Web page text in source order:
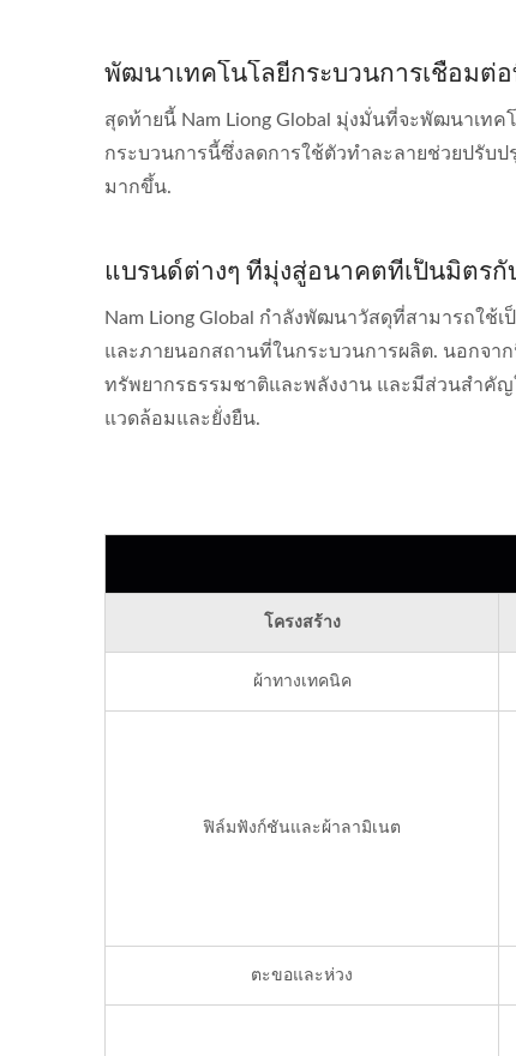
พัฒนาเทคโนโลยีกระบวนการเชื่อมต่
สุดท้ายนี้ Nam Liong Global มุ่งมั่นที่จะพัฒนาเท
กระบวนการนี้ซึ่งลดการใช้ตัวทำละลายช่วยปรับ
มากขึ้น.
แบรนด์ต่างๆ ที่มุ่งสู่อนาคตที่เป็นมิตร
Nam Liong Global กำลังพัฒนาวัสดุที่สามารถใช้
และภายนอกสถานที่ในกระบวนการผลิต. นอกจา
ทรัพยากรธรรมชาติและพลังงาน และมีส่วนสำคัญ
แวดล้อมและยั่งยืน.
โครงสร้าง
ผ้าทางเทคนิค
ฟิล์มฟังก์ชันและผ้าลามิเนต
ตะขอและห่วง